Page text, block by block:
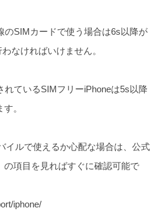
のSIMカードで使う場合は6s以降が
なければいけません。
れているSIMフリーiPhoneは5s以降
。
イルで使えるか心配な場合は、公式
の項目を見ればすぐに確認可能で
iphone/